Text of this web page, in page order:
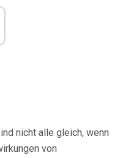
nicht alle gleich, wenn
von